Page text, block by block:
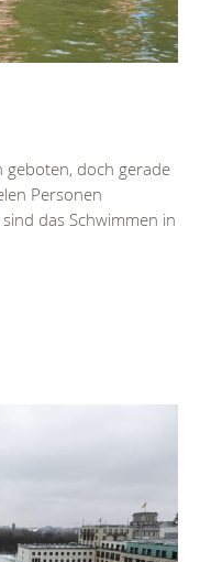
geboten, doch gerade
Personen
das Schwimmen in